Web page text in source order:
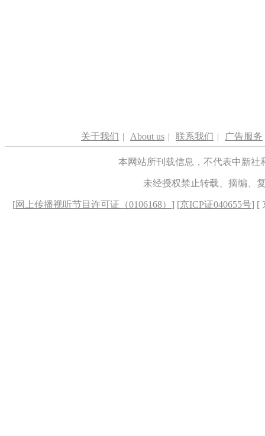
关于我们 | About us | 联系我们 | 广告服务
本网站所刊载信息，不代表中新
未经授权禁止转载、摘编、
[网上传播视听节目许可证（0106168） ] [京ICP证040655号] [